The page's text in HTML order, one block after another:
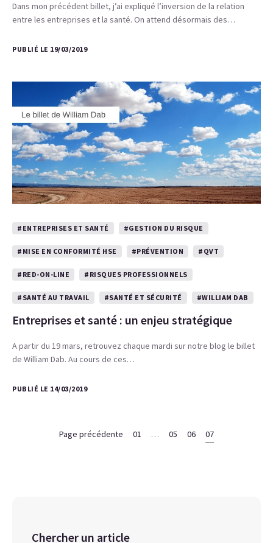
Dans mon précédent billet, j’ai expliqué l’inversion de la relation
entre les entreprises et la santé. On attend désormais des…
PUBLIÉ LE 19/03/2019
#ENTREPRISES ET SANTÉ #GESTION DU RISQUE
#MISE EN CONFORMITÉ HSE #PRÉVENTION #QVT
#RED-ON-LINE #RISQUES PROFESSIONNELS
#SANTÉ AU TRAVAIL #SANTÉ ET SÉCURITÉ #WILLIAM DAB
Entreprises et santé : un enjeu stratégique
A partir du 19 mars, retrouvez chaque mardi sur notre blog le billet
de William Dab. Au cours de ces…
PUBLIÉ LE 14/03/2019
Page précédente 01 … 05 06 07
Chercher un article